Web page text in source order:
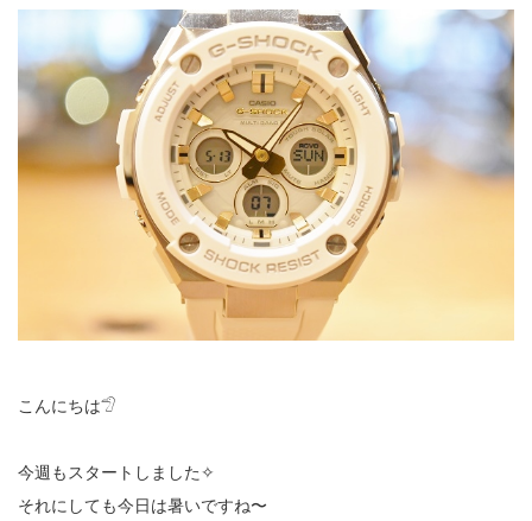
こんにちは𓅿
今週もスタートしました✧
それにしても今日は暑いですね〜